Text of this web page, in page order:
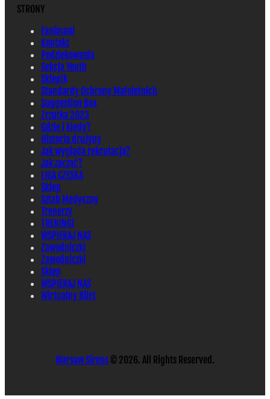
STRONY
Fanimani
Kontakt
Podziękowania
Sekcja Youth
Sklepik
Standardy Ochrony Małoletnich
Suggestion Box
Zrzutka 2023
Gdzie i kiedy?
Historia drużyny
Jak wygląda rekrutacja?
Jak zacząć?
LIGA CZESKA
Sklep
Sztab Medyczny
Trenerzy
TRENINGI
WSPIERAJ NAS
Zawodniczki
Zawodniczki
Sklep
WSPIERAJ NAS
Wirtualny Bilet
Warsaw Sirens © 2026. All Rights Reserved.